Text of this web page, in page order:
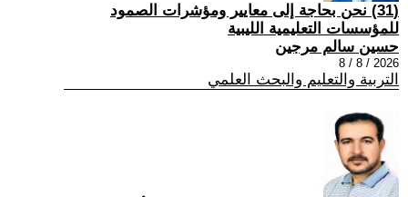
(31) نحن بحاجة إلى معايير ومؤشرات الصمود
للمؤسسات التعليمية الليبية
حسين سالم مرجين
2026 / 8 / 8
التربية والتعليم والبحث العلمي